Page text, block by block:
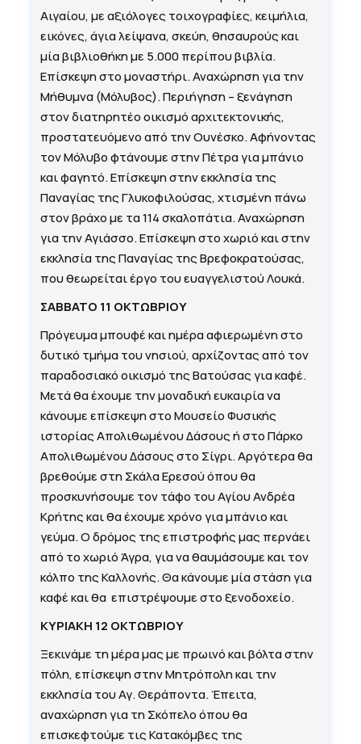
Αιγαίου, με αξιόλογες τοιχογραφίες, κειμήλια,
εικόνες, άγια λείψανα, σκεύη, θησαυρούς και
μία βιβλιοθήκη με 5.000 περίπου βιβλία.
Επίσκεψη στο μοναστήρι. Αναχώρηση για την
Μήθυμνα (Μόλυβος). Περιήγηση – ξενάγηση
στον διατηρητέο οικισμό αρχιτεκτονικής,
προστατευόμενο από την Ουνέσκο. Αφήνοντας
τον Μόλυβο φτάνουμε στην Πέτρα για μπάνιο
και φαγητό. Επίσκεψη στην εκκλησία της
Παναγίας της Γλυκοφιλούσας, χτισμένη πάνω
στον βράχο με τα 114 σκαλοπάτια. Αναχώρηση
για την Αγιάσσο. Επίσκεψη στο χωριό και στην
εκκλησία της Παναγίας της Βρεφοκρατούσας,
που θεωρείται έργο του ευαγγελιστού Λουκά.
ΣΑΒΒΑΤΟ 11 ΟΚΤΩΒΡΙΟΥ
Πρόγευμα μπουφέ και ημέρα αφιερωμένη στο
δυτικό τμήμα του νησιού, αρχίζοντας από τον
παραδοσιακό οικισμό της Βατούσας για καφέ.
Μετά θα έχουμε την μοναδική ευκαιρία να
κάνουμε επίσκεψη στο Μουσείο Φυσικής
ιστορίας Απολιθωμένου Δάσους ή στο Πάρκο
Απολιθωμένου Δάσους στο Σίγρι. Αργότερα θα
βρεθούμε στη Σκάλα Ερεσού όπου θα
προσκυνήσουμε τον τάφο του Αγίου Ανδρέα
Κρήτης και θα έχουμε χρόνο για μπάνιο και
γεύμα. Ο δρόμος της επιστροφής μας περνάει
από το χωριό Άγρα, για να θαυμάσουμε και τον
κόλπο της Καλλονής. Θα κάνουμε μία στάση για
καφέ και θα επιστρέψουμε στο ξενοδοχείο.
ΚΥΡΙΑΚΗ 12 ΟΚΤΩΒΡΙΟΥ
Ξεκινάμε τη μέρα μας με πρωινό και βόλτα στην
πόλη, επίσκεψη στην Μητρόπολη και την
εκκλησία του Αγ. Θεράποντα. Έπειτα,
αναχώρηση για τη Σκόπελο όπου θα
επισκεφτούμε τις Κατακόμβες της